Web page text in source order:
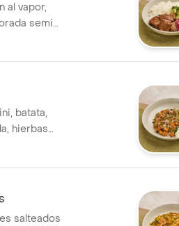
al vapor,
semi
batata,
hierbas
de
salteados